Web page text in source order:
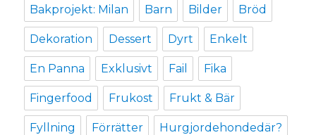
Bakprojekt: Milan Barn Bilder Bröd
Dekoration Dessert Dyrt Enkelt
En Panna Exklusivt Fail Fika
Fingerfood Frukost Frukt & Bär
Fyllning Förrätter Hurgjordehondedär?